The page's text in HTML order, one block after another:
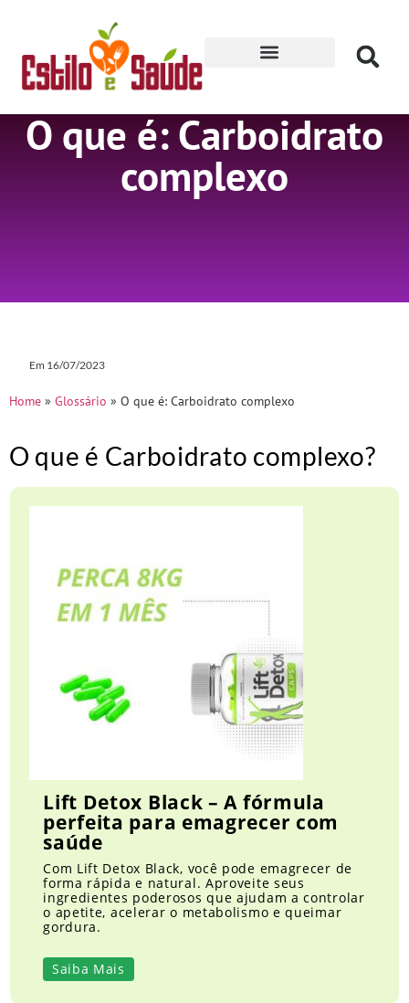
O que é: Carboidrato
complexo
Em 16/07/2023
Home » Glossário » O que é: Carboidrato complexo
O que é Carboidrato complexo?
Lift Detox Black – A fórmula
perfeita para emagrecer com
saúde
Com Lift Detox Black, você pode emagrecer de
forma rápida e natural. Aproveite seus
ingredientes poderosos que ajudam a controlar
o apetite, acelerar o metabolismo e queimar
gordura.
Saiba Mais